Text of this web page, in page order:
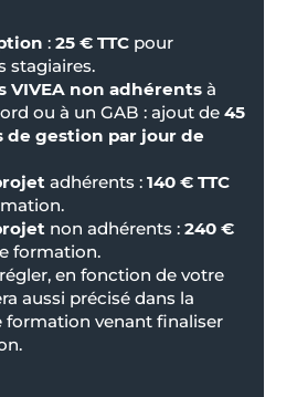
: 25 € TTC pour
stagiaires.
VIVEA non adhérents à
ou à un GAB : ajout de 45
de gestion par jour de
adhérents : 140 € TTC
non adhérents : 240 €
formation.
en fonction de votre
aussi précisé dans la
formation venant finaliser